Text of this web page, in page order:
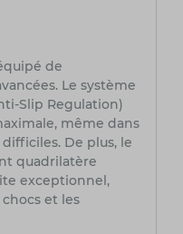
de
Le système
Slip Regulation)
même dans
De plus, le
quadrilatère
exceptionnel,
et les